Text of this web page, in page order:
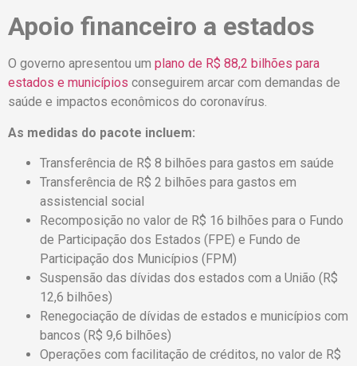
Apoio financeiro a estados
O governo apresentou um plano de R$ 88,2 bilhões para
estados e municípios conseguirem arcar com demandas de
saúde e impactos econômicos do coronavírus.
As medidas do pacote incluem:
Transferência de R$ 8 bilhões para gastos em saúde
Transferência de R$ 2 bilhões para gastos em
assistencial social
Recomposição no valor de R$ 16 bilhões para o Fundo
de Participação dos Estados (FPE) e Fundo de
Participação dos Municípios (FPM)
Suspensão das dívidas dos estados com a União (R$
12,6 bilhões)
Renegociação de dívidas de estados e municípios com
bancos (R$ 9,6 bilhões)
Operações com facilitação de créditos, no valor de R$